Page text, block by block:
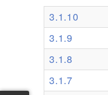
3.1.10
3.1.9
3.1.8
3.1.7